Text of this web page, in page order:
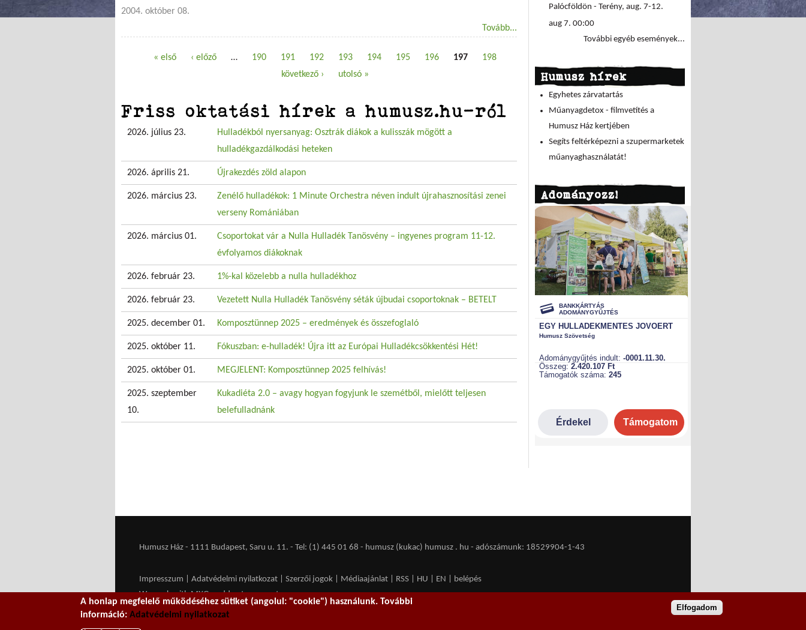
2004. október 08.
Tovább...
Oldalak« első ‹ előző … 190 191 192 193 194 195 196 197
198
következő ›
utolsó »
Friss oktatási hírek a humusz.hu-ról
2026. július 23.
Hulladékból nyersanyag: Osztrák diákok a kulisszák mögött a
hulladékgazdálkodási heteken
2026. április 21. Újrakezdés zöld alapon
2026. március 23.
Zenélő hulladékok: 1 Minute Orchestra néven indult újrahasznosítási zenei
verseny Romániában
2026. március 01.
Csoportokat vár a Nulla Hulladék Tanösvény – ingyenes program 11-12.
évfolyamos diákoknak
2026. február 23. 1%-kal közelebb a nulla hulladékhoz
2026. február 23. Vezetett Nulla Hulladék Tanösvény séták újbudai csoportoknak – BETELT
2025. december 01. Komposztünnep 2025 – eredmények és összefoglaló
2025. október 11. Fókuszban: e-hulladék! Újra itt az Európai Hulladékcsökkentési Hét!
2025. október 01. MEGJELENT: Komposztünnep 2025 felhívás!
2025. szeptember
10.
Kukadiéta 2.0 – avagy hogyan fogyjunk le szemétből, mielőtt teljesen
belefulladnánk
Palócföldön - Terény, aug. 7-12.
aug 7. 00:00
További egyéb események...
Humusz hírek
Egyhetes zárvatartás
Műanyagdetox - filmvetítés a
Humusz Ház kertjében
Segíts feltérképezni a szupermarketek
műanyaghasználatát!
Adományozz!
Humusz Ház - 1111 Budapest, Saru u. 11. - Tel: (1) 445 01 68 - humusz (kukac) humusz . hu - adószámunk: 18529904-1-43
Impresszum Adatvédelmi nyilatkozat Szerzői jogok Médiaajánlat RSS HU EN
belépés
We work withMXGuarddogto prevent spam.
A honlap megfelelő működéséhez sütiket (angolul: "cookie") használunk. További
információ:Adatvédelmi nyilatkozat
Elfogadom